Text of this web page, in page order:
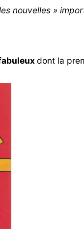
nouvelles »
dont la